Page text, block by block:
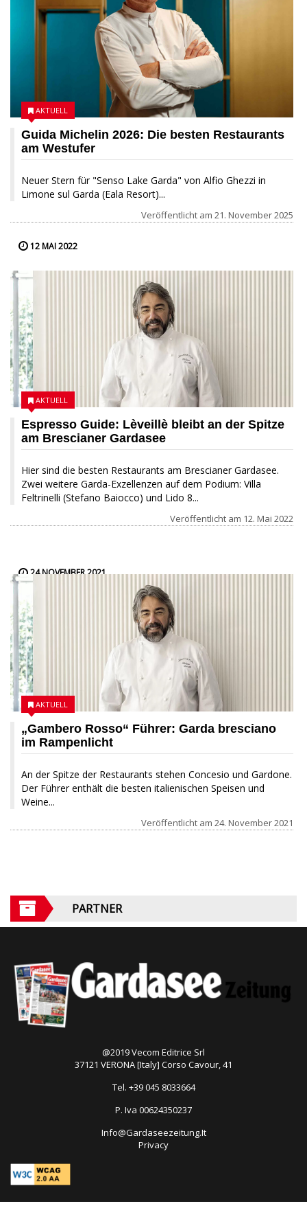
Guida Michelin 2026: Die besten Restaurants
am Westufer
Neuer Stern für "Senso Lake Garda" von Alfio Ghezzi in
Limone sul Garda (Eala Resort)...
AKTUELL
Veröffentlicht am 21. November 2025
12 MAI 2022
Espresso Guide: Lèveillè bleibt an der Spitze
am Brescianer Gardasee
Hier sind die besten Restaurants am Brescianer Gardasee.
Zwei weitere Garda-Exzellenzen auf dem Podium: Villa
Feltrinelli (Stefano Baiocco) und Lido 8...
AKTUELL
Veröffentlicht am 12. Mai 2022
24 NOVEMBER 2021
„Gambero Rosso“ Führer: Garda bresciano
im Rampenlicht
An der Spitze der Restaurants stehen Concesio und Gardone.
Der Führer enthält die besten italienischen Speisen und
Weine...
AKTUELL
Veröffentlicht am 24. November 2021
PARTNER
@2019 Vecom Editrice Srl
37121 VERONA [Italy] Corso Cavour, 41
Tel. +39 045 8033664
P. Iva 00624350237
Info@Gardaseezeitung.It
Privacy
in